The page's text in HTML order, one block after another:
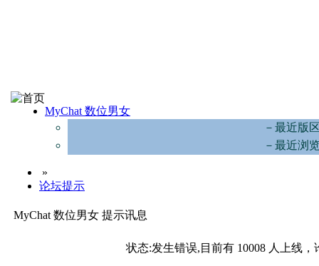
MyChat 数位男女
－最近版
－最近浏
»
论坛提示
MyChat 数位男女 提示讯息
状态:发生错误,目前有 10008 人上线